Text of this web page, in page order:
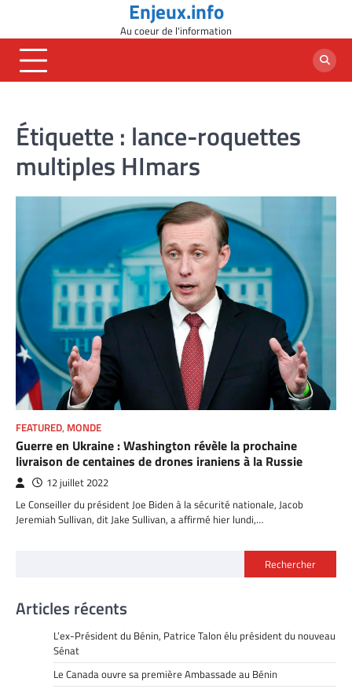
content
Enjeux.info
Au coeur de l'information
Étiquette : lance-roquettes
multiples HImars
FEATURED, MONDE
Guerre en Ukraine : Washington révèle la prochaine
livraison de centaines de drones iraniens à la Russie
12 juillet 2022
Le Conseiller du président Joe Biden à la sécurité nationale, Jacob
Jeremiah Sullivan, dit Jake Sullivan, a affirmé hier lundi,…
Rechercher
Articles récents
L’ex-Président du Bénin, Patrice Talon élu président du nouveau
Sénat
Le Canada ouvre sa première Ambassade au Bénin